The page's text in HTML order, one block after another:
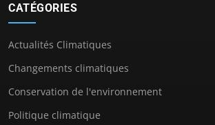
CATÉGORIES
Actualités Climatiques
Changements climatiques
Conservation de l'environnement
Politique climatique